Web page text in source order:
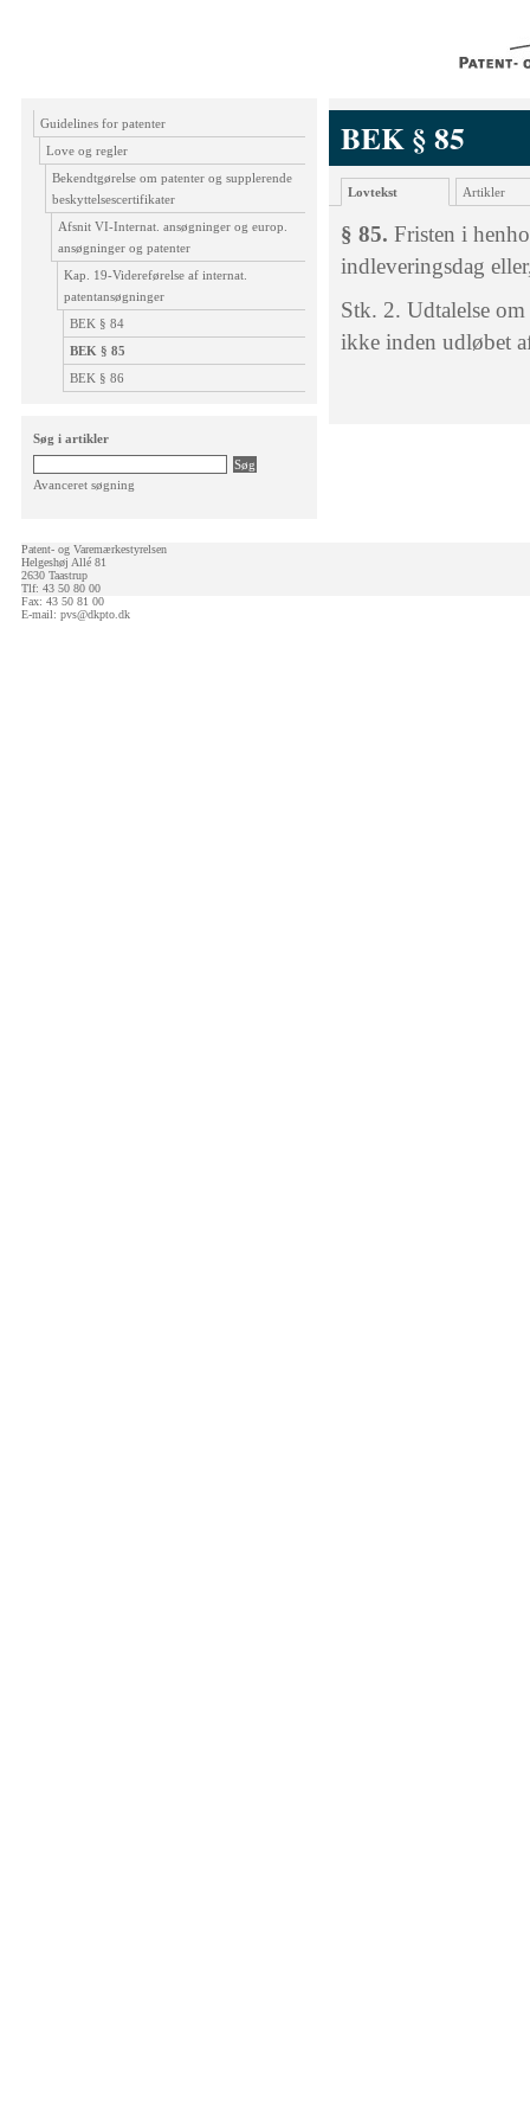
Guidelines for patenter
Love og regler
Bekendtgørelse om patenter og supplerende
beskyttelsescertifikater
Afsnit VI-Internat. ansøgninger og europ.
ansøgninger og patenter
Kap. 19-Videreførelse af internat.
patentansøgninger
BEK § 84
BEK § 85
BEK § 86
Søg i artikler
Avanceret søgning
BEK § 85
Lovtekst Artikler
§ 85. Fristen i
indleveringsdag
Stk. 2. Udtalelse
ikke inden udløbet
Patent- og Varemærkestyrelsen
Helgeshøj Allé 81
2630 Taastrup
Tlf: 43 50 80 00
Fax: 43 50 81 00
E-mail: pvs@dkpto.dk